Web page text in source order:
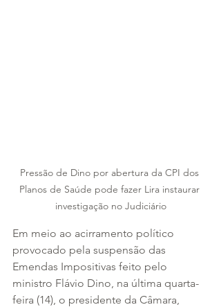
Pressão de Dino por abertura da CPI dos
Planos de Saúde pode fazer Lira instaurar
investigação no Judiciário
Em meio ao acirramento político
provocado pela suspensão das
Emendas Impositivas feito pelo
ministro Flávio Dino, na última quarta-
feira (14), o presidente da Câmara,